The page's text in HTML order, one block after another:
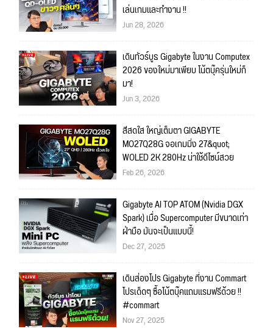
เล่นเกมและทำงาน !!
Jun 28, 2026
เดินทัวร์บูธ Gigabyte ในงาน Computex
2026 ของใหม่มาเพียบ โน้ตบุ๊ครุ่นใหม่ก็
มา!
Jun 3, 2026
สีสดใส ใหญ่เต็มตา GIGABYTE
MO27Q28G จอเกมมิ่ง 27&quot;
WOLED 2K 280Hz น่าใช้ดีไซน์สวย
Feb 26, 2026
Gigabyte AI TOP ATOM (Nvidia DGX
Spark) เมื่อ Supercomputer มีขนาดเท่า
ฝ่ามือ มันจะเป็นแบบนี้!
Dec 27, 2025
เดินส่องโปร Gigabyte ที่งาน Commart
โปรเด็ดๆ ซื้อโน้ตบุ๊คแถมแรมฟรีด้วย !!
#commart
Nov 27, 2025